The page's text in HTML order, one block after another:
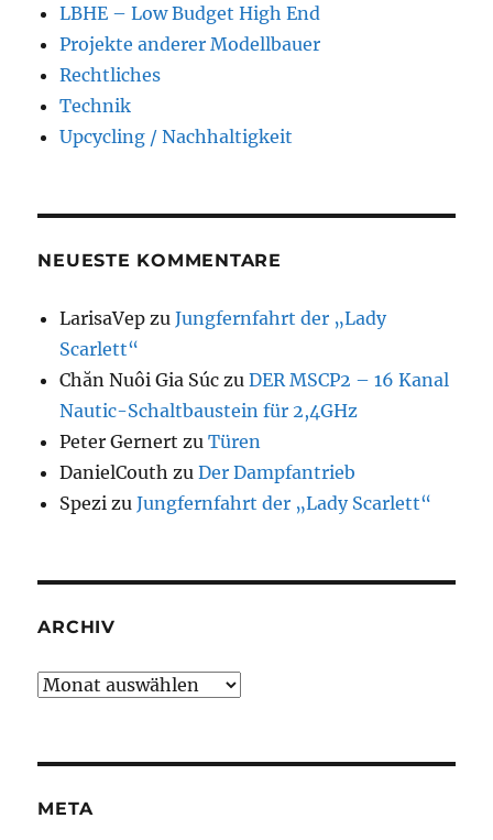
LBHE – Low Budget High End
Projekte anderer Modellbauer
Rechtliches
Technik
Upcycling / Nachhaltigkeit
NEUESTE KOMMENTARE
LarisaVep zuJungfernfahrt der „Lady
Scarlett“
Chăn Nuôi Gia Súc zuDER MSCP2 – 16 Kanal
Nautic-Schaltbaustein für 2,4GHz
Peter Gernert zuTüren
DanielCouth zuDer Dampfantrieb
Spezi zuJungfernfahrt der „Lady Scarlett“
ARCHIV
Archiv
META